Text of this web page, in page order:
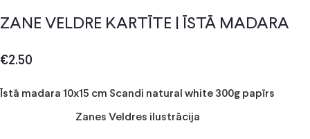
ZANE VELDRE KARTĪTE | ĪSTĀ MADARA
€2.50
Īstā madara 10x15 cm Scandi natural white 300g papīrs
Zanes Veldres ilustrācija